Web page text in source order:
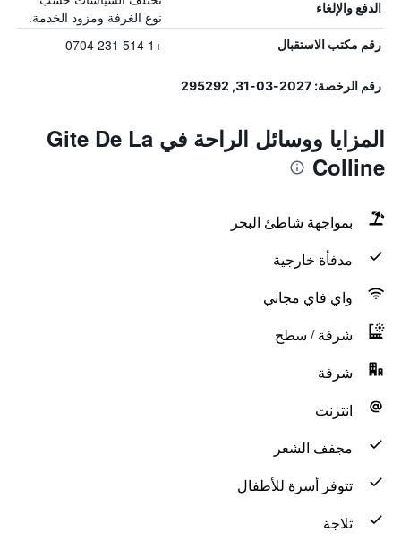
الدفع والإلغاء
نوع الغرفة ومزود الخدمة.
رقم مكتب الاستقبال +1 514 231 0704
رقم الرخصة: 2027-03-31, 295292
المزايا ووسائل الراحة في Gite De La
Colline
بمواجهة شاطئ البحر
مدفأة خارجية
واي فاي مجاني
شرفة / سطح
شرفة
انترنت
مجفف الشعر
تتوفر أسرة للأطفال
ثلاجة